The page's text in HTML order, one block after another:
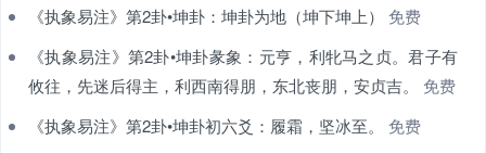
《执象易注》第2卦•坤卦：坤卦为地（坤下坤上）
免费
《执象易注》第2卦•坤卦彖象：元亨，利牝马之贞。君子有
攸往，先迷后得主，利西南得朋，东北丧朋，安贞吉。
免费
《执象易注》第2卦•坤卦初六爻：履霜，坚冰至。
免费